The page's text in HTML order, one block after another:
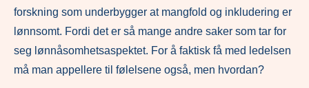
forskning som underbygger at mangfold og inkludering er
lønnsomt. Fordi det er så mange andre saker som tar for
seg lønnåsomhetsaspektet. For å faktisk få med ledelsen
må man appellere til følelsene også, men hvordan?